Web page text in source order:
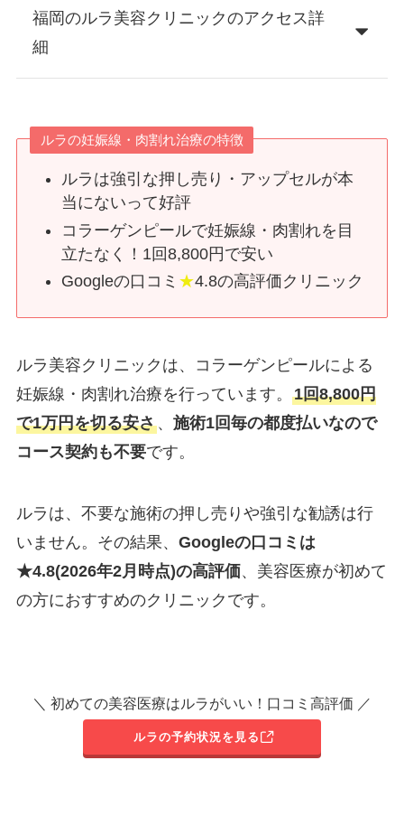
福岡のルラ美容クリニックのアクセス詳
細
ルラの妊娠線・肉割れ治療の特徴
ルラは強引な押し売り・アップセルが本
当にないって好評
コラーゲンピールで妊娠線・肉割れを目
立たなく！1回8,800円で安い
Googleの口コミ ★4.8の高評価クリニック
ルラ美容クリニックは、コラーゲンピールによる
妊娠線・肉割れ治療を行っています。 1回8,800円
で1万円を切る安さ、 施術1回毎の都度払いなので
コース契約も不要です。
ルラは、不要な施術の押し売りや強引な勧誘は行
いません。その結果、 Googleの口コミは
★4.8(2026年2月時点)の高評価、美容医療が初めて
の方におすすめのクリニックです。
＼ 初めての美容医療はルラがいい！口コミ高評価 ／
ルラの予約状況を見る